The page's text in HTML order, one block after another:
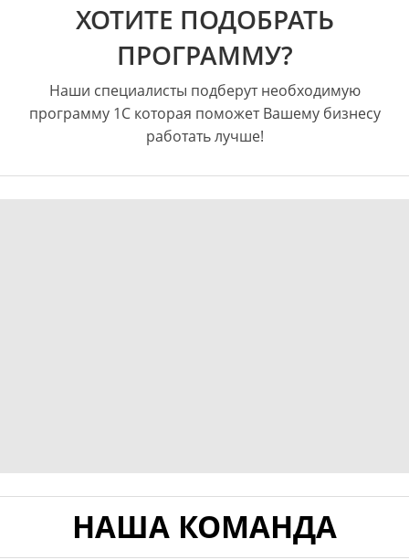
ХОТИТЕ ПОДОБРАТЬ
ПРОГРАММУ?
Наши специалисты подберут необходимую
программу 1С которая поможет Вашему бизнесу
работать лучше!
НАША КОМАНДА